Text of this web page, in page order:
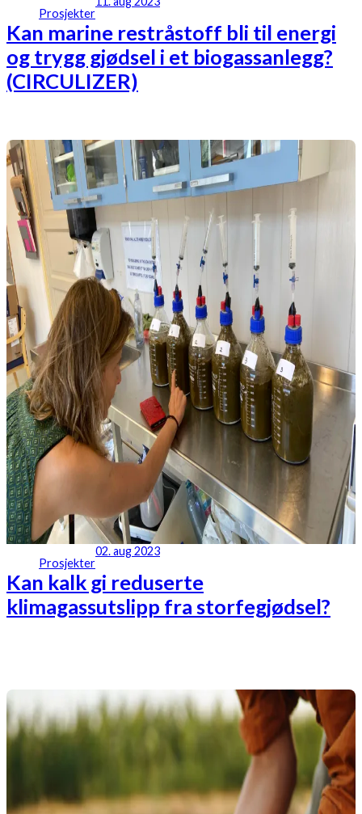
Prosjekter
Kan marine restråstoff bli til energi
og trygg gjødsel i et biogassanlegg?
(CIRCULIZER)
Prosjekter
02. aug 2023
Kan kalk gi reduserte
klimagassutslipp fra storfegjødsel?